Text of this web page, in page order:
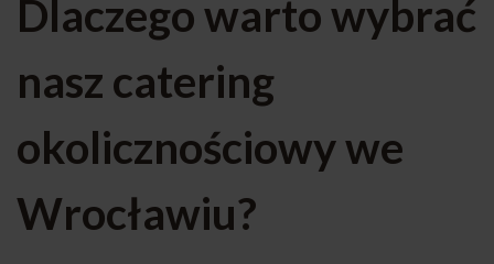
Dlaczego warto wybrać
nasz catering
okolicznościowy we
Wrocławiu?